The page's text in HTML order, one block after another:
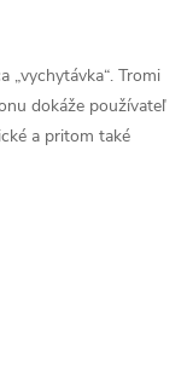
„vychytávka“. Tromi
dokáže používateľ
a pritom také